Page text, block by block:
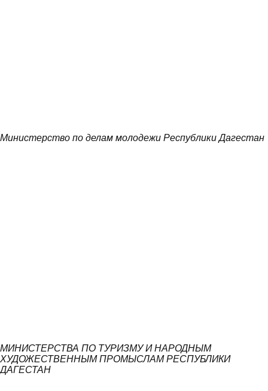
Министерство по делам молодежи Республики Дагестан
МИНИСТЕРСТВА ПО ТУРИЗМУ И НАРОДНЫМ
ХУДОЖЕСТВЕННЫМ ПРОМЫСЛАМ РЕСПУБЛИКИ
ДАГЕСТАН